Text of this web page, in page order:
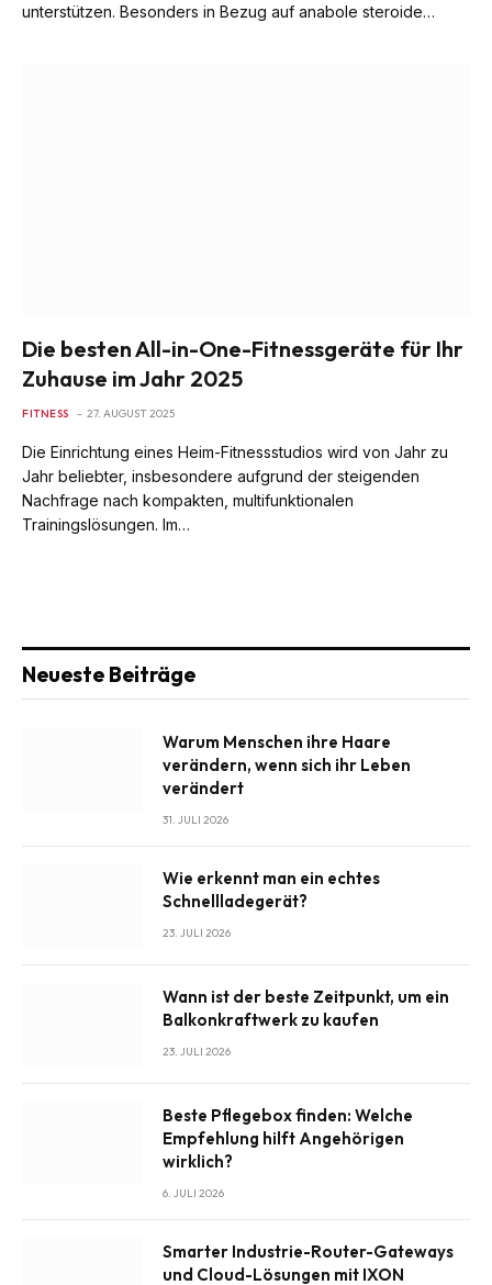
unterstützen. Besonders in Bezug auf anabole steroide…
Die besten All-in-One-Fitnessgeräte für Ihr
Zuhause im Jahr 2025
FITNESS 27. AUGUST 2025
Die Einrichtung eines Heim-Fitnessstudios wird von Jahr zu
Jahr beliebter, insbesondere aufgrund der steigenden
Nachfrage nach kompakten, multifunktionalen
Trainingslösungen. Im…
Neueste Beiträge
Warum Menschen ihre Haare
verändern, wenn sich ihr Leben
verändert
31. JULI 2026
Wie erkennt man ein echtes
Schnellladegerät?
23. JULI 2026
Wann ist der beste Zeitpunkt, um ein
Balkonkraftwerk zu kaufen
23. JULI 2026
Beste Pflegebox finden: Welche
Empfehlung hilft Angehörigen
wirklich?
6. JULI 2026
Smarter Industrie-Router-Gateways
und Cloud-Lösungen mit IXON